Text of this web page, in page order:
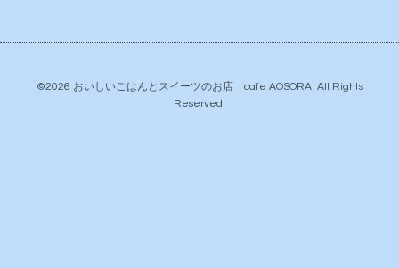
©2026 おいしいごはんとスイーツのお店 cafe AOSORA. All Rights
Reserved.